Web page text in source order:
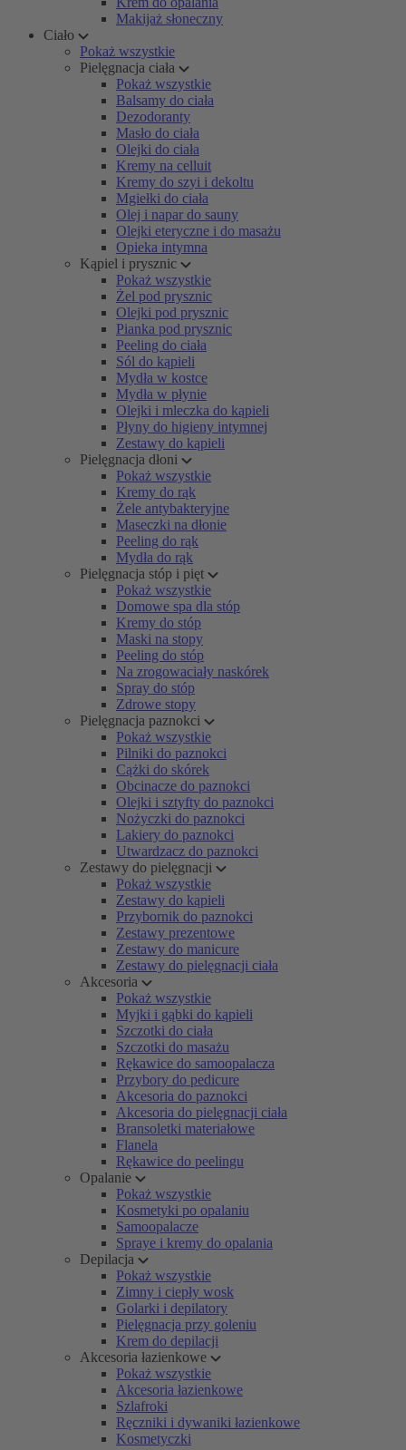
Makijaż słoneczny
Ciało
Pokaż wszystkie
Pielęgnacja ciała
Pokaż wszystkie
Balsamy do ciała
Dezodoranty
Masło do ciała
Olejki do ciała
Kremy na celluit
Kremy do szyi i dekoltu
Mgiełki do ciała
Olej i napar do sauny
Olejki eteryczne i do masażu
Opieka intymna
Kąpiel i prysznic
Pokaż wszystkie
Żel pod prysznic
Olejki pod prysznic
Pianka pod prysznic
Peeling do ciała
Sól do kąpieli
Mydła w kostce
Mydła w płynie
Olejki i mleczka do kąpieli
Płyny do higieny intymnej
Zestawy do kąpieli
Pielęgnacja dłoni
Pokaż wszystkie
Kremy do rąk
Żele antybakteryjne
Maseczki na dłonie
Peeling do rąk
Mydła do rąk
Pielęgnacja stóp i pięt
Pokaż wszystkie
Domowe spa dla stóp
Kremy do stóp
Maski na stopy
Peeling do stóp
Na zrogowaciały naskórek
Spray do stóp
Zdrowe stopy
Pielęgnacja paznokci
Pokaż wszystkie
Pilniki do paznokci
Cążki do skórek
Obcinacze do paznokci
Olejki i sztyfty do paznokci
Nożyczki do paznokci
Lakiery do paznokci
Utwardzacz do paznokci
Zestawy do pielęgnacji
Pokaż wszystkie
Zestawy do kąpieli
Przybornik do paznokci
Zestawy prezentowe
Zestawy do manicure
Zestawy do pielęgnacji ciała
Akcesoria
Pokaż wszystkie
Myjki i gąbki do kąpieli
Szczotki do ciała
Szczotki do masażu
Rękawice do samoopalacza
Przybory do pedicure
Akcesoria do paznokci
Akcesoria do pielęgnacji ciała
Bransoletki materiałowe
Flanela
Rękawice do peelingu
Opalanie
Pokaż wszystkie
Kosmetyki po opalaniu
Samoopalacze
Spraye i kremy do opalania
Depilacja
Pokaż wszystkie
Zimny i ciepły wosk
Golarki i depilatory
Pielęgnacja przy goleniu
Krem do depilacji
Akcesoria łazienkowe
Pokaż wszystkie
Akcesoria łazienkowe
Szlafroki
Ręczniki i dywaniki łazienkowe
Kosmetyczki